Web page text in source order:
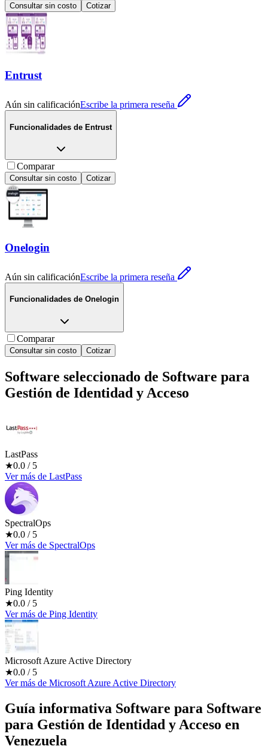
Consultar sin costo Cotizar
Entrust
Aún sin calificaciónEscribe la primera reseña
Funcionalidades de Entrust
Comparar
Consultar sin costo Cotizar
Onelogin
Aún sin calificaciónEscribe la primera reseña
Funcionalidades de Onelogin
Comparar
Consultar sin costo Cotizar
Software seleccionado de Software para
Gestión de Identidad y Acceso
LastPass
★0.0 / 5
Ver más de LastPass
SpectralOps
★0.0 / 5
Ver más de SpectralOps
Ping Identity
★0.0 / 5
Ver más de Ping Identity
Microsoft Azure Active Directory
★0.0 / 5
Ver más de Microsoft Azure Active Directory
Guía informativa Software para Software
para Gestión de Identidad y Acceso en
Venezuela